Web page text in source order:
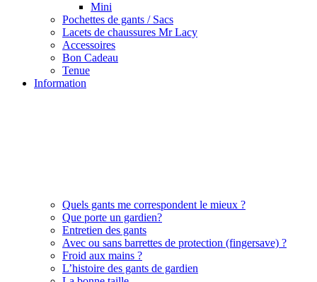
Mini
Pochettes de gants / Sacs
Lacets de chaussures Mr Lacy
Accessoires
Bon Cadeau
Tenue
Information
Quels gants me correspondent le mieux ?
Que porte un gardien?
Entretien des gants
Avec ou sans barrettes de protection (fingersave) ?
Froid aux mains ?
L’histoire des gants de gardien